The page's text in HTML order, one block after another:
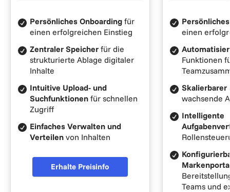
Persönliches Onboarding für
einen erfolgreichen Einstieg
Zentraler Speicher für die
strukturierte Ablage digitaler
Inhalte
Intuitive Upload- und
Suchfunktionen für schnellen
Zugriff
Einfaches Verwalten und
Verteilen von Inhalten
Erhalte Preisinfo
einen
Funktionen
Skalierbarer
wachsende
Intelligente
Teams und